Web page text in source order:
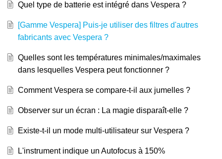
Quel type de batterie est intégré dans Vespera ?
[Gamme Vespera] Puis-je utiliser des filtres d'autres
fabricants avec Vespera ?
Quelles sont les températures minimales/maximales
dans lesquelles Vespera peut fonctionner ?
Comment Vespera se compare-t-il aux jumelles ?
Observer sur un écran : La magie disparaît-elle ?
Existe-t-il un mode multi-utilisateur sur Vespera ?
L'instrument indique un Autofocus à 150%